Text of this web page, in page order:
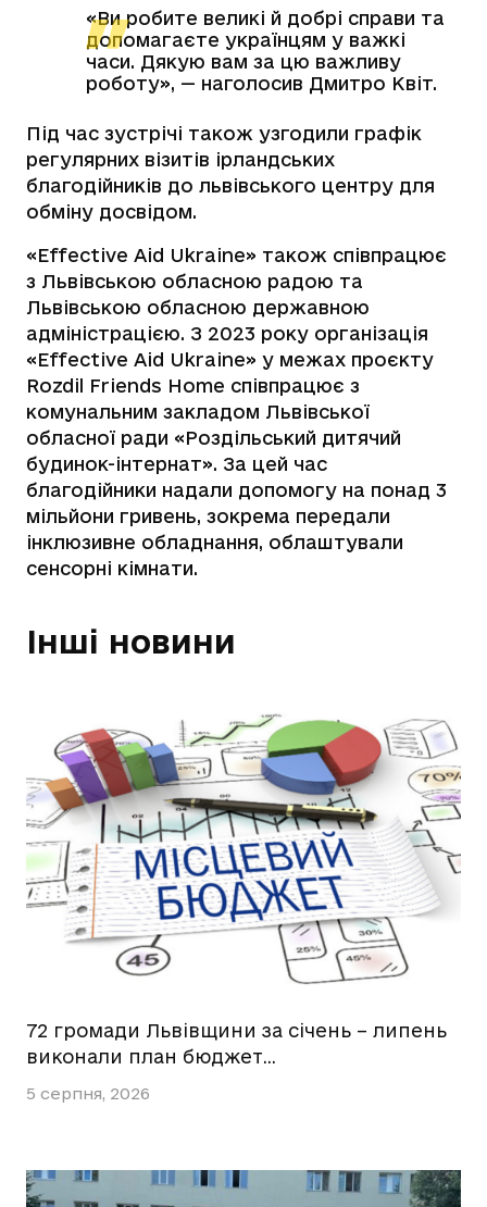
«Ви робите великі й добрі справи та
допомагаєте українцям у важкі
часи. Дякую вам за цю важливу
роботу», — наголосив Дмитро Квіт.
Під час зустрічі також узгодили графік
регулярних візитів ірландських
благодійників до львівського центру для
обміну досвідом.
«Effective Aid Ukraine» також співпрацює
з Львівською обласною радою та
Львівською обласною державною
адміністрацією. З 2023 року організація
«Effective Aid Ukraine» у межах проєкту
Rozdil Friends Home співпрацює з
комунальним закладом Львівської
обласної ради «Роздільський дитячий
будинок-інтернат». За цей час
благодійники надали допомогу на понад 3
мільйони гривень, зокрема передали
інклюзивне обладнання, облаштували
сенсорні кімнати.
Інші новини
72 громади Львівщини за січень – липень
виконали план бюджет…
5 серпня, 2026